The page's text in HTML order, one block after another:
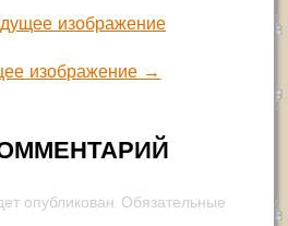
изображение
изображение →
опубликован. Обязательные